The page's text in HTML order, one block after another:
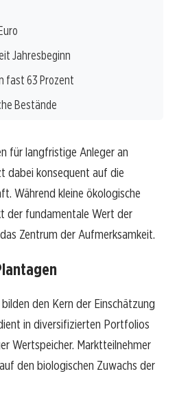
Jahresbeginn
fast 63 Prozent
Bestände
für langfristige Anleger an
dabei konsequent auf die
Während kleine ökologische
der fundamentale Wert der
Zentrum der Aufmerksamkeit.
den Kern der Einschätzung
in diversifizierten Portfolios
Wertspeicher. Marktteilnehmer
den biologischen Zuwachs der